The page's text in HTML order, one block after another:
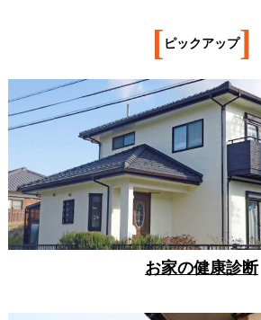
[ ピックアップ]
お家の健康診断